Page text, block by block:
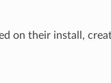
on their install,